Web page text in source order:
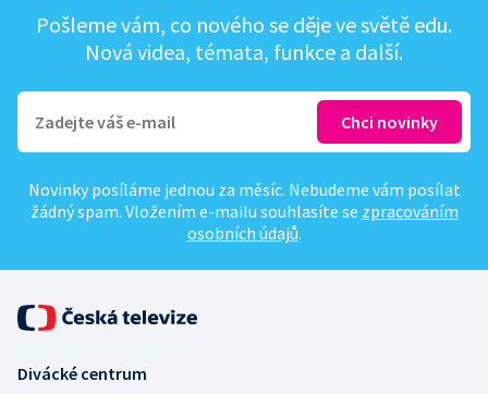
Pošleme vám, co nového se děje ve světě edu.
Nová videa, témata, funkce a další.
Novinky posíláme jednou za měsíc. Nebudeme vám posílat
žádný spam. Vložením e-mailu souhlasíte se zpracováním
osobních údajů.